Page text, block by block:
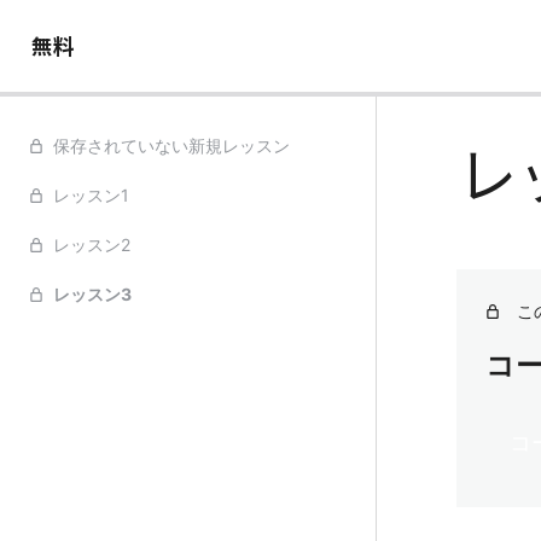
無料
保存されていない新規レッスン
レッスン1
レッスン2
レッスン3
こ
コ